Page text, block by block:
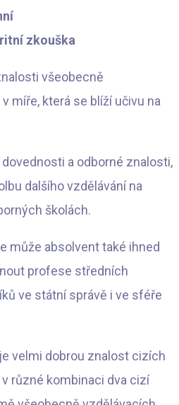
zkouška
všeobecně
míře, která se blíží učivu na
a odborné znalosti,
dalšího vzdělávání na
školách.
může absolvent také ihned
profese středních
ve státní správě i ve sféře
velmi dobrou znalost cizích
různé kombinaci dva cizí